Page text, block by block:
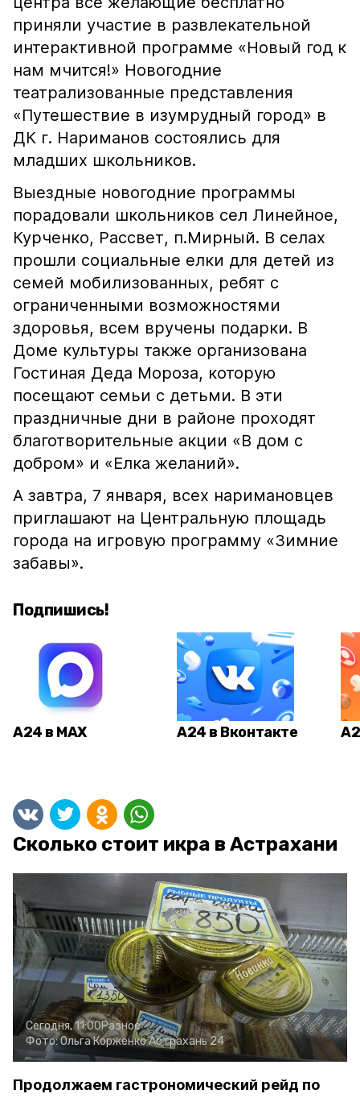
приняли участие в развлекательной
интерактивной программе «Новый год к
нам мчится!» Новогодние
театрализованные представления
«Путешествие в изумрудный город» в
ДК г. Нариманов состоялись для
младших школьников.
Выездные новогодние программы
порадовали школьников сел Линейное,
Курченко, Рассвет, п.Мирный. В селах
прошли социальные елки для детей из
семей мобилизованных, ребят с
ограниченными возможностями
здоровья, всем вручены подарки. В
Доме культуры также организована
Гостиная Деда Мороза, которую
посещают семьи с детьми. В эти
праздничные дни в районе проходят
благотворительные акции «В дом с
добром» и «Елка желаний».
А завтра, 7 января, всех наримановцев
приглашают на Центральную площадь
города на игровую программу «Зимние
забавы».
Подпишись!
А24 в MAX А24 в Вконтакте
Сколько стоит икра в Астрахани
Сегодня, 11:00Разное
Фото:Ольга КорженкоАстрахань 24
Продолжаем гастрономический рейд по